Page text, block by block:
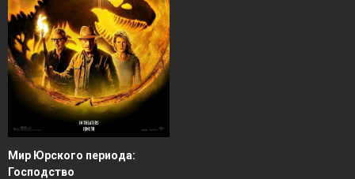
Мир Юрского периода:
Господство